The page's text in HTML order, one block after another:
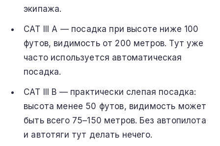
экипажа.
CAT III A — посадка при высоте ниже 100
футов, видимость от 200 метров. Тут уже
часто используется автоматическая
посадка.
CAT III B — практически слепая посадка:
высота менее 50 футов, видимость может
быть всего 75–150 метров. Без автопилота
и автотяги тут делать нечего.